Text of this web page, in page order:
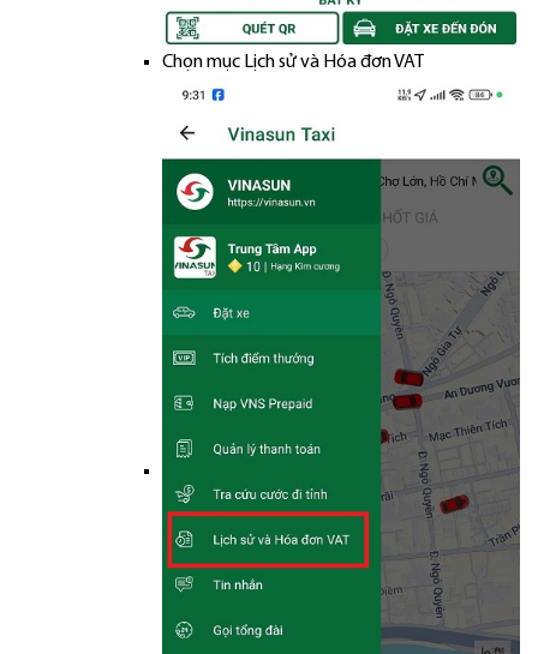
Chọn mục Lịch sử và Hóa đơn VAT